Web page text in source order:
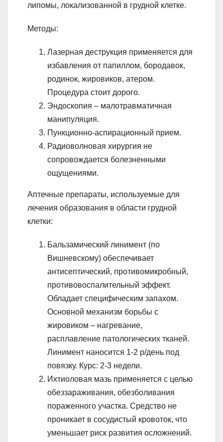
липомы, локализованной в грудной клетке.
Методы:
Лазерная деструкция применяется для
избавления от папиллом, бородавок,
родинок, жировиков, атером.
Процедура стоит дорого.
Эндоскопия – малотравматичная
манипуляция.
Пункционно-аспирационный прием.
Радиоволновая хирургия не
сопровождается болезненными
ощущениями.
Аптечные препараты, используемые для
лечения образования в области грудной
клетки:
Бальзамический линимент (по
Вишневскому) обеспечивает
антисептический, противомикробный,
противовоспалительный эффект.
Обладает специфическим запахом.
Основной механизм борьбы с
жировиком – нагревание,
расплавление патологических тканей.
Линимент наносится 1-2 р/день под
повязку. Курс: 2-3 недели.
Ихтиоловая мазь применяется с целью
обеззараживания, обезболивания
пораженного участка. Средство не
проникает в сосудистый кровоток, что
уменьшает риск развития осложнений.